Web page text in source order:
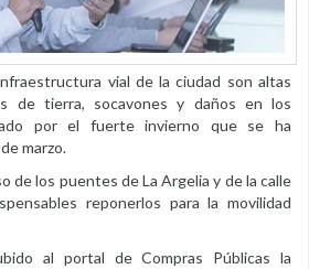
vial de la ciudad son altas
de tierra, socavones y daños en los
por el fuerte invierno que se ha
marzo.
de los puentes de La Argelia y de la calle
reponerlos para la movilidad
al portal de Compras Públicas la